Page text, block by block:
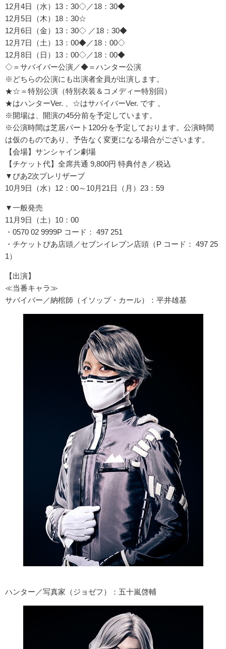
12月4日（水）13：30◇／18：30◆
12月5日（木）18：30☆
12月6日（金）13：30◇ ／18：30◆
12月7日（土）13：00◆／18：00◇
12月8日（日）13：00◇／18：00◆
◇＝サバイバー公演／◆＝ハンター公演
※どちらの公演にも出演者全員が出演します。
★☆＝特別公演（特別衣装＆コメディー特別回）
★はハンターVer. 、☆はサバイバーVer. です 。
※開場は、開演の45分前を予定しています。
※公演時間は芝居パート120分を予定しております。公演時間
は仮のものであり、予告なく変更になる場合がございます。
【会場】サンシャイン劇場
【チケット代】全席共通 9,800円 特典付き／税込
▼ぴあ2次プレリザーブ
10月9日（水）12：00～10月21日（月）23：59
▼一般発売
11月9日（土）10：00
・0570 02 9999P コード： 497 251
・チケットぴあ店頭／セブンイレブン店頭（P コード： 497 25
1）
【出演】
≪当番キャラ≫
サバイバー／納棺師（イソップ・カール）：平井雄基
ハンター／写真家（ジョゼフ）：五十嵐啓輔